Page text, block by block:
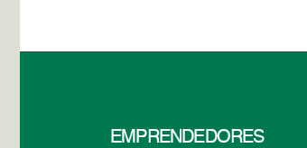
EMPRENDEDORES